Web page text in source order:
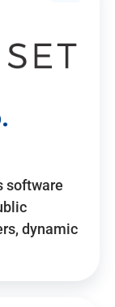
software
dynamic